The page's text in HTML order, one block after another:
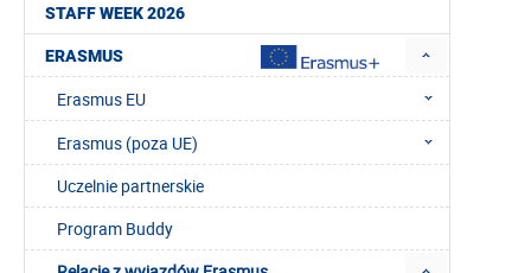
STAFF WEEK 2026
ERASMUS
Erasmus EU
Erasmus (poza UE)
Uczelnie partnerskie
Program Buddy